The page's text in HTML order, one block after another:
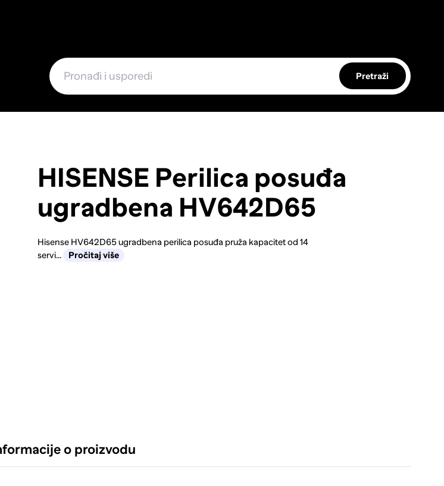
Pretraži
HISENSE Perilica posuđa
ugradbena HV642D65
Hisense HV642D65 ugradbena perilica posuđa pruža kapacitet od 14
servi...
Pročitaj više
o proizvodu